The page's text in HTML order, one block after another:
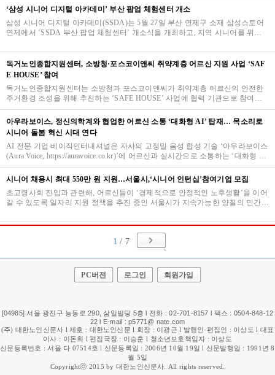
‘삼성 시니어 디지털 아카데미’ 부산 팝업 체험센터 개소
삼성 시니어 디지털 아카데미(SSDA)는 5월 27일 부산 연제구 소재 삼성스토어
연제에서 ‘SSDA 부산 팝업 체험센터’ 개소식을 개최하고, 지역 시니어를 위한
독거노인종합지원센터, 소방청·포스코이앤씨 취약계층 어르신 지원 사업 ‘SAF
E HOUSE’ 참여
독거노인종합지원센터는 소방청과 포스코이앤씨가 취약계층 어르신의 안전한
주거환경 조성을 위해 추진하는 ‘SAFE HOUSE’ 사업에 협력 기관으로 참여한
다고 14일 밝혔다.해당 사업은 소방청과 포스코이앤…
아우라보이스, 정신의학계와 협업한 어르신 소통 ‘대화형 AI’ 탑재… 목소리로
시니어 돌봄 혁신 시대 연다
AI 전문 기업 베이직인터내셔널은 자사의 고정밀 음성 합성 기술 ‘아우라보이스
(Aura Voice, https://auravoice.co.kr)’에 어르신과 실시간으로 소통하는 ‘대화형 AI
보이스 케어’ 솔루션을 탑재했다고 …
시니어 채용시 최대 550만 원 지원…서울시,‘시니어 인턴십’참여기업 모집
초고령사회 진입과 관련해, 어르신들이 ‘경제적으로 안정적인 노후생활’을 이어
갈 수 있도록 일자리 지원 정책을 추진 중인 서울시가 지속가능한 양질의 민간
1 / 7
PC버전 로그인 회원가입
[04985] 서울 광진구 능동로 290, 삼일빌딩 5층 l 전화 : 02-701-8157 l 팩스 : 0504-848-12
22 l E-mail : p5771@ nate.com
(주) 대한노인신문사 l 제호 : 대한노인신문 l 회장 : 이광근 l 발행인·편집인 : 이상도 l 대표
이사 : 이돈희 l 편집국장 : 이승훈 l 청소년보호책임자 : 이상도
신문등록번호 : 서울 다 07514호 l 신문등록일 : 2006년 10월 19일 l 신문발행일 : 1991년 8
월 5일
Copyrightⓒ 2015 by 대한노인신문사. All rights reserved.